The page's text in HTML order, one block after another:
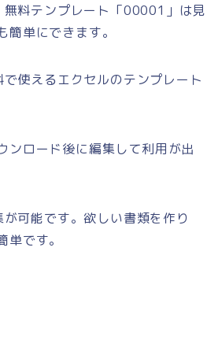
料テンプレート「00001」は見
簡単にできます。
使えるエクセルのテンプレート
ンロード後に編集して利用が出
可能です。欲しい書類を作り
です。